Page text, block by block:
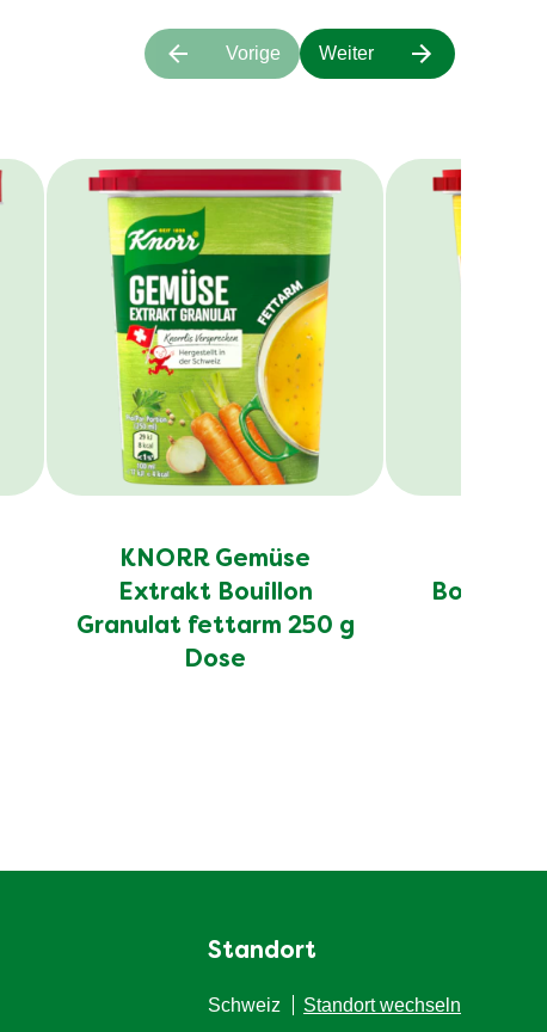
KNORR Gemüse
Extrakt Bouillon
Granulat fettarm 250 g
Dose
Bouillon
Vorige Weiter
Standort
Schweiz Standort wechseln